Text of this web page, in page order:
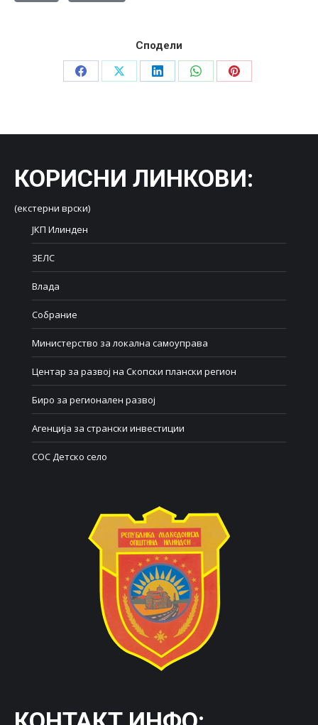
Сподели
Share
Share
Share
Share
Share
КОРИСНИ ЛИНКОВИ:
(екстерни врски)
ЈКП Илинден
ЗЕЛС
Влада
Собрание
Министерство за локална самоуправа
Центар за развој на Скопски плански регион
Биро за регионален развој
Агенција за странски инвестиции
СОС Детско село